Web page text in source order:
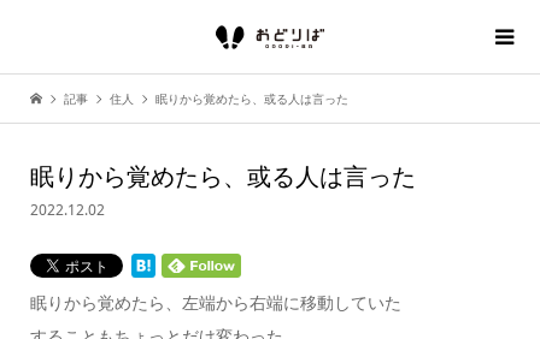
記事 住人 眠りから覚めたら、或る人は言った
眠りから覚めたら、或る人は言った
2022.12.02
眠りから覚めたら、左端から右端に移動していた